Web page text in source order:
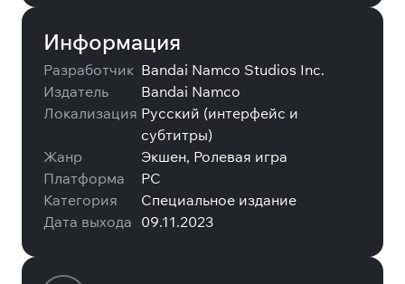
Информация
Разработчик Bandai Namco Studios Inc.
Издатель
Bandai Namco
Локализация Русский (интерфейс и
субтитры)
Жанр
Экшен, Ролевая игра
Платформа
PC
Категория
Специальное издание
Дата выхода 09.11.2023